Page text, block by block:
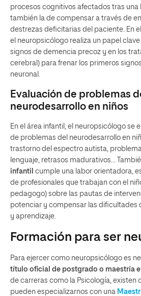
procesos cognitivos afectados tras una
también la de compensar a través de
destrezas deficitarias del paciente. En
el neuropsicólogo realiza un papel
signos de demencia precoz y en los
cerebral) para frenar los primeros
neuronal.
Evaluación de problemas
neurodesarrollo en niños
En el área infantil, el neuropsicólogo se
de problemas del neurodesarrollo en
trastorno del espectro autista,
lenguaje, retrasos madurativos…
infantil cumple una labor orientadora,
de profesionales que trabajan con el
pedagogo) sobre las pautas de
potenciar y compensar las dificultades
y aprendizaje.
Formación para ser
Para ejercer como neuropsicólogo es
título oficial de postgrado o maestría
de carreras como la Psicología, existen
pueden especializarnos con una